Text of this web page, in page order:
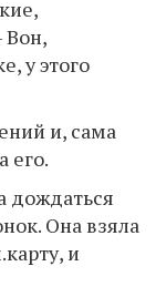
Вон,
у этого
и, сама
его.
дождаться
Она взяла
и